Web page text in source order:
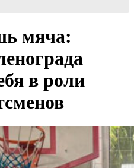
мяча:
в роли